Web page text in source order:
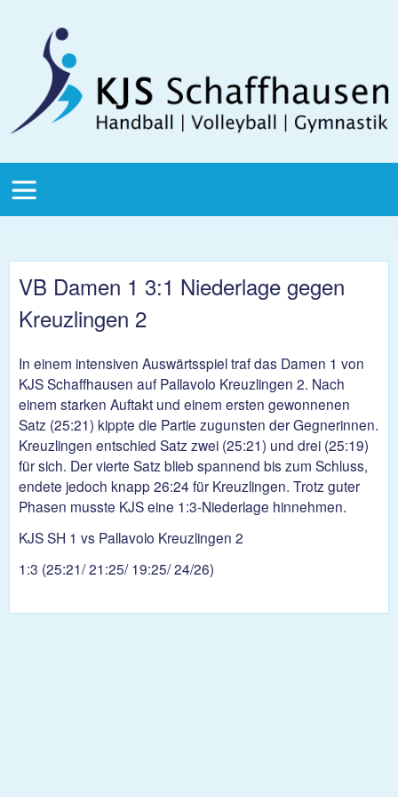
Schaffhausen
Menu
VB Damen 1 3:1 Niederlage gegen
Kreuzlingen 2
In einem intensiven Auswärtsspiel traf das Damen 1 von
KJS Schaffhausen auf Pallavolo Kreuzlingen 2. Nach
einem starken Auftakt und einem ersten gewonnenen
Satz (25:21) kippte die Partie zugunsten der Gegnerinnen.
Kreuzlingen entschied Satz zwei (25:21) und drei (25:19)
für sich. Der vierte Satz blieb spannend bis zum Schluss,
endete jedoch knapp 26:24 für Kreuzlingen. Trotz guter
Phasen musste KJS eine 1:3-Niederlage hinnehmen.
KJS SH 1 vs Pallavolo Kreuzlingen 2
1:3 (25:21/ 21:25/ 19:25/ 24/26)